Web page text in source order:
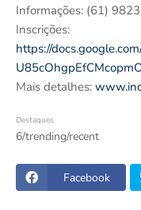
Informações: (61)
Inscrições:
https://
Mais detalhes:
Destaques
6/trending/recent
Facebook